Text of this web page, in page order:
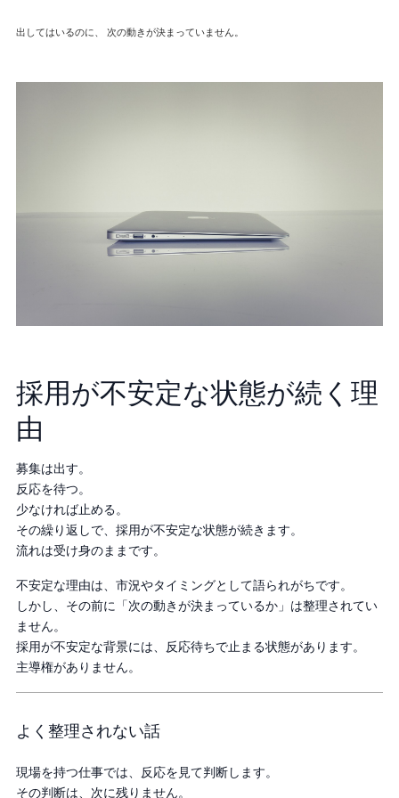
出してはいるのに、 次の動きが決まっていません。
採用が不安定な状態が続く理
由
募集は出す。
反応を待つ。
少なければ止める。
その繰り返しで、採用が不安定な状態が続きます。
流れは受け身のままです。
不安定な理由は、市況やタイミングとして語られがちです。
しかし、その前に「次の動きが決まっているか」は整理されてい
ません。
採用が不安定な背景には、反応待ちで止まる状態があります。
主導権がありません。
よく整理されない話
現場を持つ仕事では、反応を見て判断します。
その判断は、次に残りません。